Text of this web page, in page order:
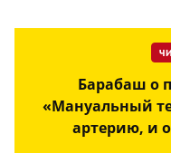
Барабаш о
«Мануальный
артерию, и